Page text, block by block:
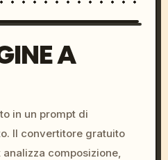
colors, 8k --v 6.0
A
in un prompt di
Il convertitore gratuito
composizione,